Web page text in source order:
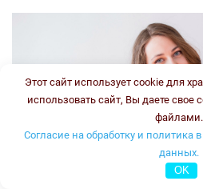
Этот сайт использует cookie для
использовать сайт, Вы даете свое
файлами.
Согласие на обработку и политика
данных.
OK